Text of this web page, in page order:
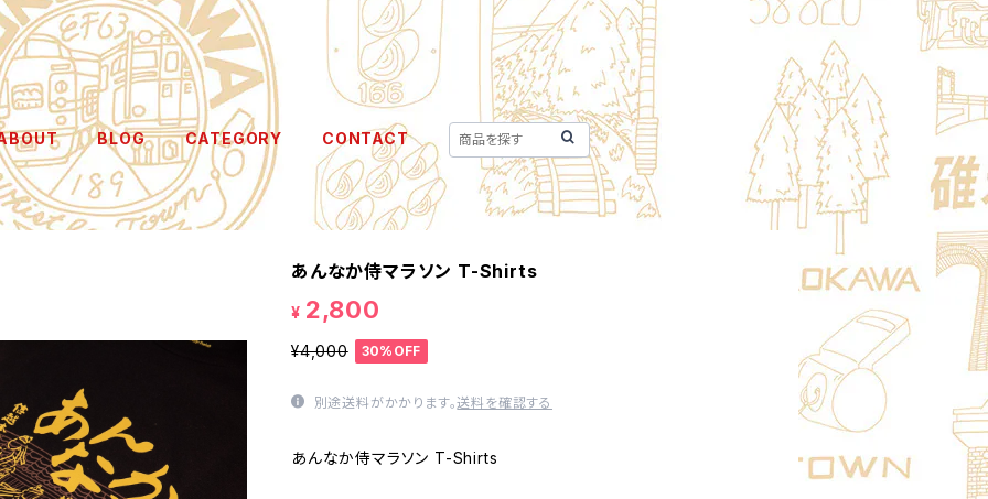
BLOG CATEGORY CONTACT
あんなか侍マラソン T-Shirts
¥ 2,800
¥4,000 30%OFF
別途送料がかかります。送料を確認する
あんなか侍マラソン T-Shirts